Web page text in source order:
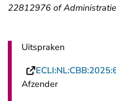
22812976 of
Uitspraken
Afzender